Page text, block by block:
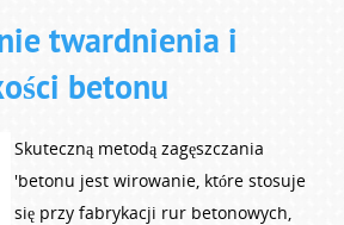
twardnienia i
betonu
Skuteczną metodą zagęszczania
'betonu jest wirowanie, które stosuje
się przy fabrykacji rur betonowych,